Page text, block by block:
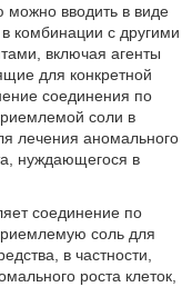
вводить в виде
комбинации с другими
включая агенты
для конкретной
соединения по
соли в
лечения аномального
нуждающегося в
соединение по
соль для
в частности,
роста клеток,